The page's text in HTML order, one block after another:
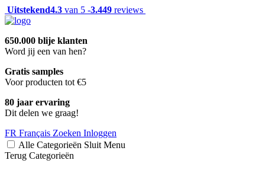
Uitstekend4.3 van 5 -3.449 reviews
650.000 blije klanten
Word jij een van hen?
Gratis samples
Voor producten tot €5
80 jaar ervaring
Dit delen we graag!
FR Français Zoeken Inloggen
Alle Categorieën Sluit Menu
Terug Categorieën